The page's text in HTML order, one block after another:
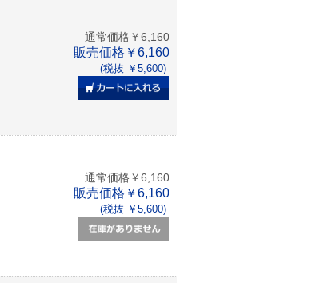
通常価格￥6,160
販売価格￥6,160
(税抜 ￥5,600)
通常価格￥6,160
販売価格￥6,160
(税抜 ￥5,600)